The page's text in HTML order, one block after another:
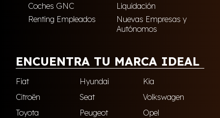
Coches GNC
Liquidación
Renting Empleados
Nuevas Empresas y
Autónomos
ENCUENTRA TU MARCA IDEAL
Fiat Hyundai
Kia
Citroën
Seat
Volkswagen
Toyota
Peugeot
Opel